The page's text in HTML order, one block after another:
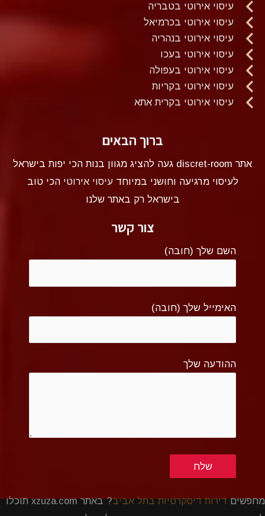
עיסוי אירוטי בטבריה
עיסוי אירוטי בכרמיאל
עיסוי אירוטי בנהריה
עיסוי אירוטי בעכו
עיסוי אירוטי בעפולה
עיסוי אירוטי בקריות
עיסוי אירוטי בקרית אתא
ברוך הבאים
אתר discret-room געה להציג מגוון בנות הכי יפות בישראל
לעיסוי מרגיעה וחושני במיוחדעיסוי אירוטי הכי טוב
בישראל רק באתר שלנו
צור קשר
השם שלך (חובה)
האימייל שלך (חובה)
ההודעה שלך
מחפשיםדירות דיסקרטיות בתל אביב
? באתר xzuza.com תוכלו